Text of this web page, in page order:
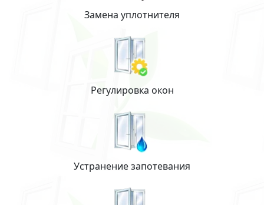
Замена уплотнителя
Регулировка окон
Устранение запотевания